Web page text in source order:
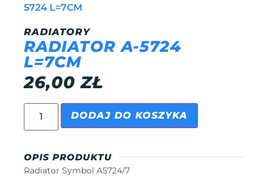
5724 L=7CM
RADIATORY
RADIATOR A-5724
L=7CM
26,00ZŁ
DODAJ DO KOSZYKA
OPIS PRODUKTU
Radiator Symbol A5724/7